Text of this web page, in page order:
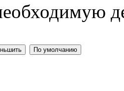
По умолчанию